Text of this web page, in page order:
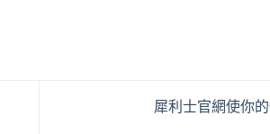
犀利士官網使你